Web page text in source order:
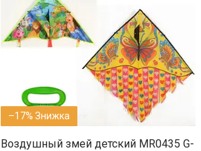
–17%
Воздушный змей детский MR0435 G-